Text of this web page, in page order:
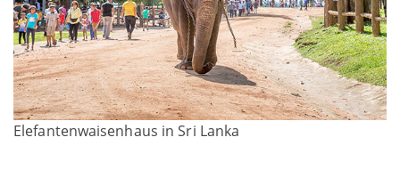
Elefantenwaisenhaus in Sri Lanka